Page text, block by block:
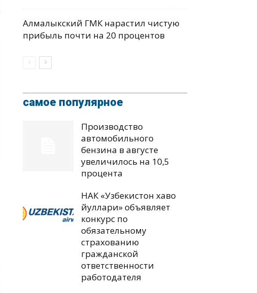
Алмалыкский ГМК нарастил чистую
прибыль почти на 20 процентов
самое популярное
Производство
автомобильного
бензина в августе
увеличилось на 10,5
процента
НАК «Узбекистон хаво
йуллари» объявляет
конкурс по
обязательному
страхованию
гражданской
ответственности
работодателя